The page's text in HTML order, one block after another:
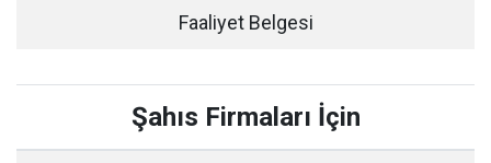
Faaliyet Belgesi
Şahıs Firmaları İçin